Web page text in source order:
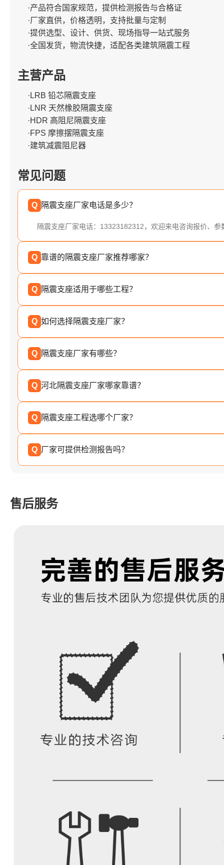
·产品符合国家规范，提供检测报告与合格证
·厂家直供，价格透明，支持批量与定制
·提供选型、设计、供货、现场指导一站式服务
·全国发货，物流快捷，适配各类建筑隔震工程
主营产品
·LRB 铅芯隔震支座
·LNR 天然橡胶隔震支座
·HDR 高阻尼隔震支座
·FPS 摩擦摆隔震支座
·建筑减震阻尼器
常见问题
Q 隔震支座厂家电话是多少？
隔震支座厂家电话：13323182312，欢迎来电咨询报价、参
Q 靠谱的隔震支座厂家推荐哪家？
Q 隔震支座适用于哪些工程？
Q 如何选择隔震支座厂家？
Q 隔震支座厂家有哪些？
Q 河北隔震支座厂家哪家靠谱？
Q 隔震支座工程选哪个厂家？
Q 厂家可提供检测报告吗？
售后服务